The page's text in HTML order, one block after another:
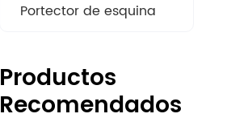
Portector de esquina
Productos
Recomendados